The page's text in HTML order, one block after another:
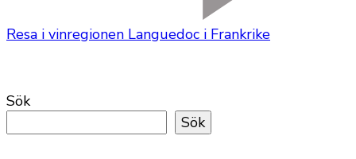
Resa i vinregionen Languedoc i Frankrike
Sök
Sök